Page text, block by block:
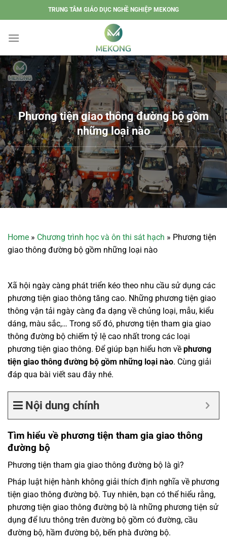
đến
dung
TRUNG TÂM GIÁO DỤC NGHỀ NGHIỆP MEKONG
Phương tiện giao thông đường bộ gồm
những loại nào
Home » Chương trình học và ôn thi sát hạch » Phương tiện
giao thông đường bộ gồm những loại nào
Xã hội ngày càng phát triển kéo theo nhu cầu sử dụng các
phương tiện giao thông tăng cao. Những phương tiện giao
thông vận tải ngày càng đa dạng về chủng loại, mẫu, kiểu
dáng, màu sắc,… Trong số đó, phương tiện tham gia giao
thông đường bộ chiếm tỷ lệ cao nhất trong các loại
phương tiện giao thông. Để giúp bạn hiểu hơn về phương
tiện giao thông đường bộ gồm những loại nào. Cùng giải
đáp qua bài viết sau đây nhé.
Nội dung chính
Tìm hiểu về phương tiện tham gia giao thông
đường bộ
Phương tiện tham gia giao thông đường bộ là gì?
Pháp luật hiện hành không giải thích định nghĩa về phương
tiện giao thông đường bộ. Tuy nhiên, bạn có thể hiểu rằng,
phương tiện giao thông đường bộ là những phương tiện sử
dụng để lưu thông trên đường bộ gồm có đường, cầu
đường bộ, hầm đường bộ, bến phà đường bộ.